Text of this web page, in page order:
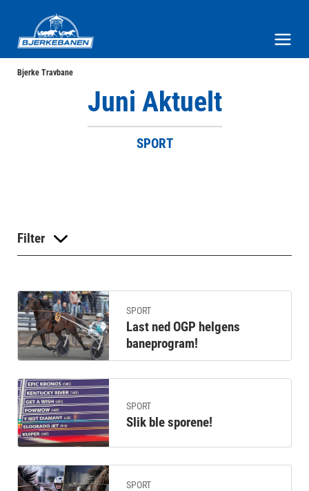
Bjerke Travbane
Juni Aktuelt
SPORT
Filter
SPORT
Last ned OGP helgens
baneprogram!
SPORT
Slik ble sporene!
SPORT